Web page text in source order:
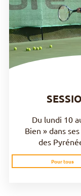
Du lundi 10
Bien » dans
des
Pour tous